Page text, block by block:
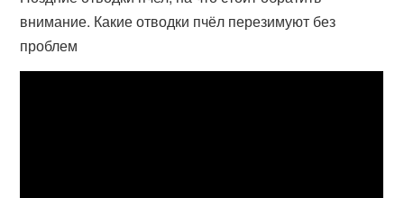
внимание. Какие отводки пчёл перезимуют без
проблем